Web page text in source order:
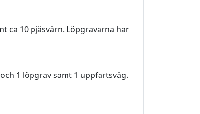
ca 10 pjäsvärn. Löpgravarna har
1 löpgrav samt 1 uppfartsväg.